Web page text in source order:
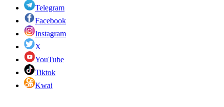
Telegram
Facebook
Instagram
X
YouTube
Tiktok
Kwai